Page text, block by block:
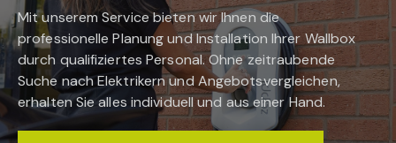
Mit unserem Service bieten wir Ihnen die
professionelle Planung und Installation Ihrer Wallbox
durch qualifiziertes Personal. Ohne zeitraubende
Suche nach Elektrikern und Angebotsvergleichen,
erhalten Sie alles individuell und aus einer Hand.